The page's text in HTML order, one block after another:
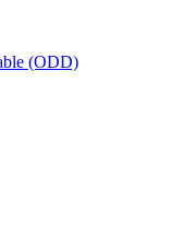
(ODD)